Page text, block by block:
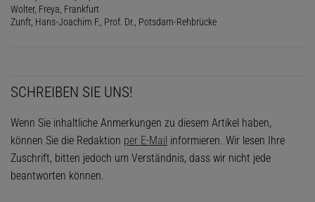
Wolter, Freya, Frankfurt
Zunft, Hans-Joachim F., Prof. Dr., Potsdam-Rehbrücke
SCHREIBEN SIE UNS!
Wenn Sie inhaltliche Anmerkungen zu diesem Artikel haben,
können Sie die Redaktion per E-Mail informieren. Wir lesen Ihre
Zuschrift, bitten jedoch um Verständnis, dass wir nicht jede
beantworten können.